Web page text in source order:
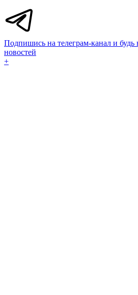
Подпишись на телеграм-канал и будь
новостей
+